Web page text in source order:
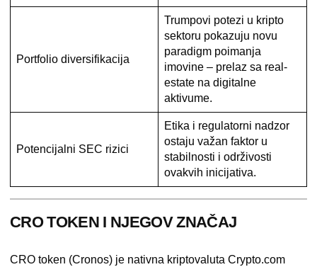
Portfolio diversifikacija
Trumpovi potezi u kripto
sektoru pokazuju novu
paradigm poimanja
imovine – prelaz sa real-
estate na digitalne
aktivume.
Potencijalni SEC rizici
Etika i regulatorni nadzor
ostaju važan faktor u
stabilnosti i održivosti
ovakvih inicijativa.
CRO TOKEN I NJEGOV ZNAČAJ
CRO token (Cronos) je nativna kriptovaluta Crypto.com